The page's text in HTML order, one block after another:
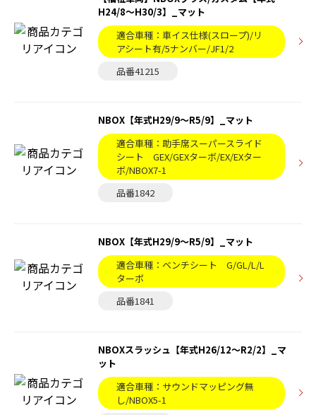
H24/8〜H30/3】_マット
適合車種：車イス仕様(スロープ)/リ
アシート有/5ナンバー/JF1/2
品番41215
NBOX【年式H29/9～R5/9】_マット
適合車種：助手席スーパースライド
シート GEX/GEXターボ/EX/EXター
ボ/NBOX7-1
品番1842
NBOX【年式H29/9～R5/9】_マット
適合車種：ベンチシート G/GL/L/L
ターボ
品番1841
NBOXスラッシュ【年式H26/12〜R2/2】_マ
ット
適合車種：サウンドマッピング無
し/NBOX5-1